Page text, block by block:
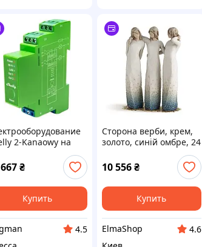
2-Kanaowy на
Din Pro Dimmer 2
₴
Купить
4.5
Сторона верби, крем,
золото, синій омбре, 24
10 556 ₴
Купить
ElmaShop
4.6